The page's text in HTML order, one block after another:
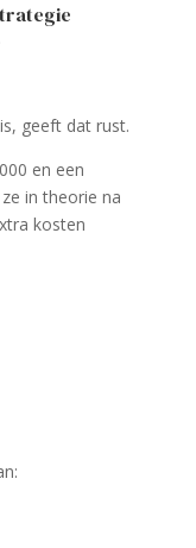
geeft dat rust.
en een
in theorie na
kosten